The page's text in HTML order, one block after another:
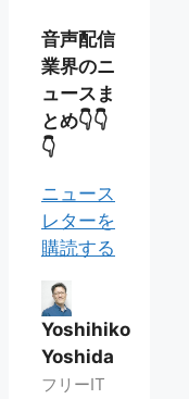
音声配信
業界のニ
ュースま
とめ👇👇
👇
ニュース
レターを
購読する
Yoshihiko
Yoshida
フリーIT